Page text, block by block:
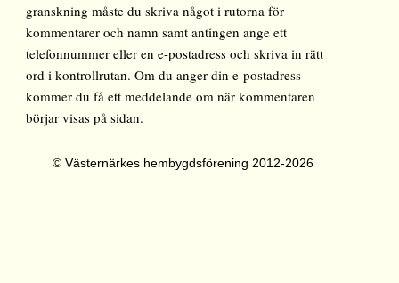
granskning måste du skriva något i rutorna för
kommentarer och namn samt antingen ange ett
telefonnummer eller en e-postadress och skriva in rätt
ord i kontrollrutan. Om du anger din e-postadress
kommer du få ett meddelande om när kommentaren
börjar visas på sidan.
© Västernärkes hembygdsförening 2012-2026